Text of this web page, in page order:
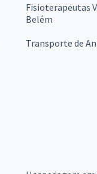
Fisioterapeutas
Belém
Transporte de